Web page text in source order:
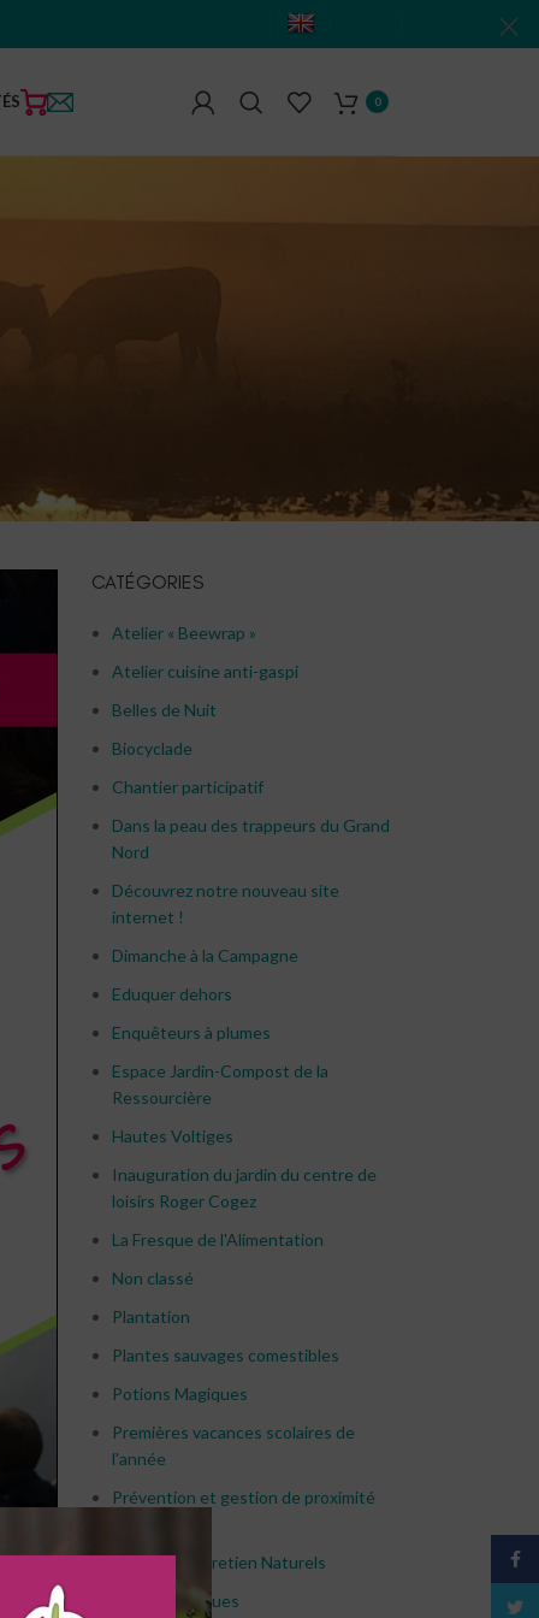
0
CATÉGORIES
Atelier « Beewrap »
Atelier cuisine anti-gaspi
Belles de Nuit
Biocyclade
Chantier participatif
Dans la peau des trappeurs du Grand
Nord
Découvrez notre nouveau site
internet !
Dimanche à la Campagne
Eduquer dehors
Enquêteurs à plumes
Espace Jardin-Compost de la
Ressourcière
Hautes Voltiges
Inauguration du jardin du centre de
loisirs Roger Cogez
La Fresque de l'Alimentation
Non classé
Plantation
Plantes sauvages comestibles
Potions Magiques
Premières vacances scolaires de
l'année
Prévention et gestion de proximité
Produit d’Entretien Naturels
Rallye de Pâques